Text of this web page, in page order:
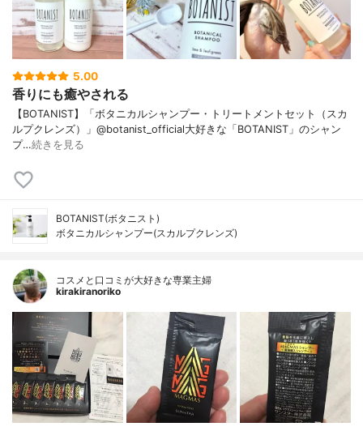
5.00
香りにも癒やされる
【BOTANIST】「ボタニカルシャンプー・トリートメントセット（スカ
ルプクレンズ）」@botanist_official大好きな「BOTANIST」のシャン
プ…続きを見る
BOTANIST(ボタニスト)
ボタニカルシャンプー(スカルプクレンズ)
コスメと口コミが大好きな専業主婦
kirakiranoriko